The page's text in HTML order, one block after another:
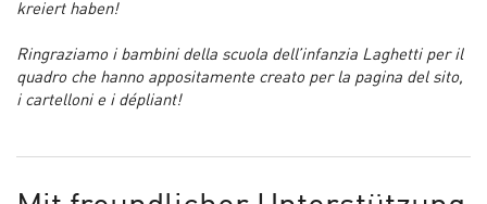
kreiert haben!
Ringraziamo i bambini della scuola dell’infanzia Laghetti per il
quadro che hanno appositamente creato per la pagina del sito,
i cartelloni e i dépliant!